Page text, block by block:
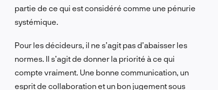
partie de ce qui est considéré comme une pénurie
systémique.
Pour les décideurs, il ne s’agit pas d’abaisser les
normes. Il s’agit de donner la priorité à ce qui
compte vraiment. Une bonne communication, un
esprit de collaboration et un bon jugement sous